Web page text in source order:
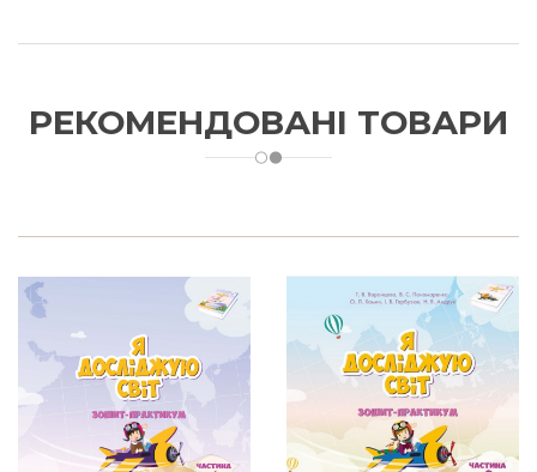
РЕКОМЕНДОВАНІ ТОВАРИ